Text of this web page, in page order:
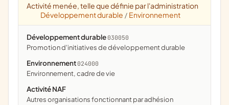
Activité menée, telle que définie par l'administration
Développement durable / Environnement
Développement durable 030050
promotion d'initiatives de développement durable
Environnement 024000
Environnement, cadre de vie
Activité NAF
Autres organisations fonctionnant par adhésion